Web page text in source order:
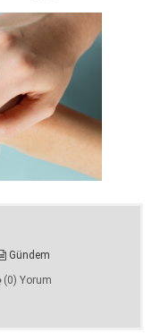
Gündem
(0) Yorum